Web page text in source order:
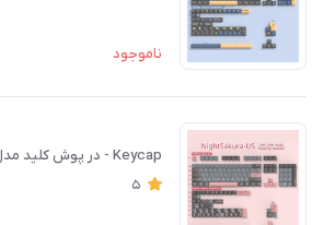
ناموجود
Keycap - در پوش کلید مدل Sakura (کیکپ)
5